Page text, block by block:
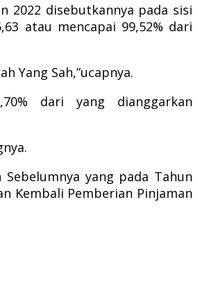
2022 disebutkannya pada sisi
atau mencapai 99,52% dari
Yang Sah,”ucapnya.
dari yang dianggarkan
yang pada Tahun
Kembali Pemberian Pinjaman